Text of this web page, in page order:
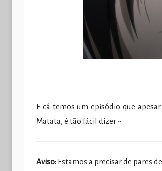
E cá temos um episódio que
Matata, é tão fácil dizer ~
Aviso: Estamos a precisar de pares